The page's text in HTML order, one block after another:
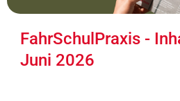
FahrSchulPraxis -
Juni 2026